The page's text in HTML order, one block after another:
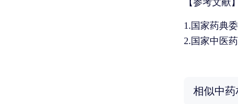
【参考文献】
1.国家药典
2.国家中医
相似中药